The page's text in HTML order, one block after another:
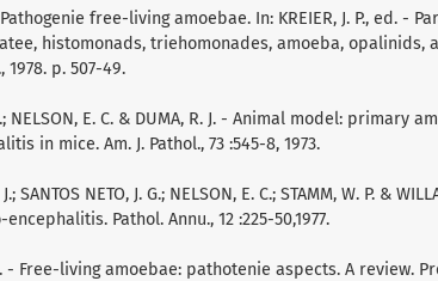
Pathogenie free-living amoebae. In: KREIER, J. P., ed. -
histomonads, triehomonades, amoeba, opalinids,
p. 507-49.
NELSON, E. C. & DUMA, R. J. - Animal model: primary
in mice. Am. J. Pathol., 73 :545-8, 1973.
SANTOS NETO, J. G.; NELSON, E. C.; STAMM, W. P. &
Pathol. Annu., 12 :225-50,1977.
J. - Free-living amoebae: pathotenie aspects. A review.